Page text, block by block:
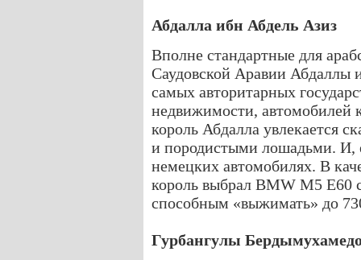
Абдалла ибн Абдель Азиз
Вполне стандартные для
Саудовской Аравии Абдаллы
самых авторитарных
недвижимости, автомобилей
король Абдалла увлекается
и породистыми лошадьми. И,
немецких автомобилях. В
король выбрал BMW M5 E60
способным «выжимать» до
Гурбангулы